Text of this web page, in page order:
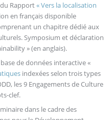
Rapport« Vers la localisation
en français disponible
un chapitre dédié aux
Symposium et déclaration
» (en anglais).
de données interactive «
indexées selon trois types
les 9 Engagements de Culture
clef.
dans le cadre des